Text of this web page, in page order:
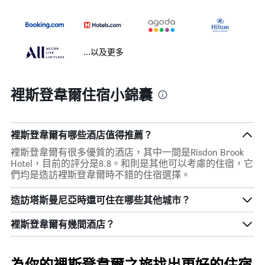
...以及更多
裡斯登韋爾住宿小錦囊
裡斯登韋爾有哪些酒店值得推薦？
裡斯登韋爾有很多優質的酒店，其中一間是Risdon Brook
Hotel，目前的評分是8.8。和則是其他可以考慮的住宿，它
們均是造訪裡斯登韋爾時不錯的住宿選擇。
造訪塔斯曼尼亞​時還可住在哪些其他城市？
裡斯登韋爾​有幾間酒店？